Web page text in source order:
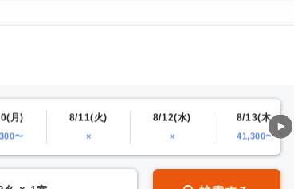
月)
〜
8/11(火)
×
8/12(水)
×
8/13(木)
41,300〜